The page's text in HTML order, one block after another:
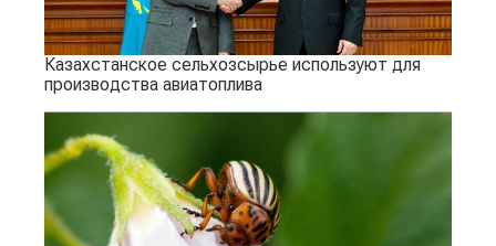
Казахстанское сельхозсырье используют для
производства авиатоплива